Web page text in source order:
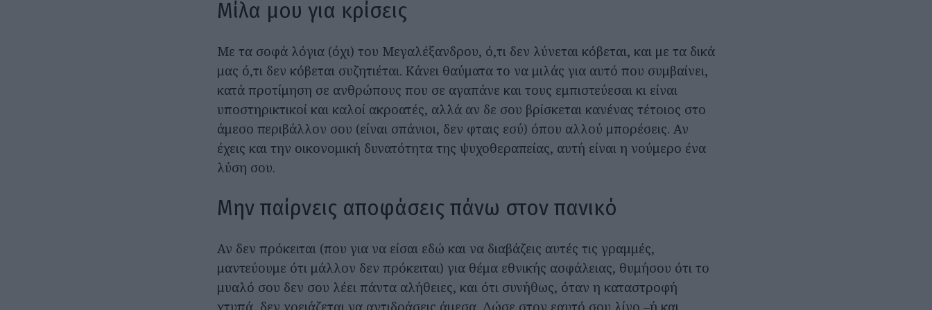
Μίλα μου για κρίσεις
Με τα σοφά λόγια (όχι) του Μεγαλέξανδρου, ό,τι δεν λύνεται κόβεται, και με τα δικά
μας ό,τι δεν κόβεται συζητιέται. Κάνει θαύματα το να μιλάς για αυτό που συμβαίνει,
κατά προτίμηση σε ανθρώπους που σε αγαπάνε και τους εμπιστεύεσαι κι είναι
υποστηρικτικοί και καλοί ακροατές, αλλά αν δε σου βρίσκεται κανένας τέτοιος στο
άμεσο περιβάλλον σου (είναι σπάνιοι, δεν φταις εσύ) όπου αλλού μπορέσεις. Αν
έχεις και την οικονομική δυνατότητα της ψυχοθεραπείας, αυτή είναι η νούμερο ένα
λύση σου.
Μην παίρνεις αποφάσεις πάνω στον πανικό
Αν δεν πρόκειται (που για να είσαι εδώ και να διαβάζεις αυτές τις γραμμές,
μαντεύουμε ότι μάλλον δεν πρόκειται) για θέμα εθνικής ασφάλειας, θυμήσου ότι το
μυαλό σου δεν σου λέει πάντα αλήθειες, και ότι συνήθως, όταν η καταστροφή
χτυπά, δεν χρειάζεται να αντιδράσεις άμεσα. Δώσε στον εαυτό σου λίγο –ή και